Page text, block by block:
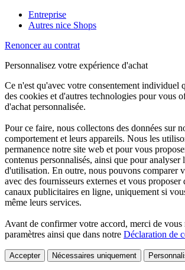
Entreprise
Autres nice Shops
Renoncer au contrat
Personnalisez votre expérience d'achat
Ce n'est qu'avec votre consentement individuel
des cookies et d'autres technologies pour vous
d'achat personnalisée.
Pour ce faire, nous collectons des données sur
comportement et leurs appareils. Nous les
permanence notre site web et pour vous
contenus personnalisés, ainsi que pour analyser
d'utilisation. En outre, nous pouvons comparer
avec des fournisseurs externes et vous proposer
canaux publicitaires en ligne, uniquement si
même leurs services.
Avant de confirmer votre accord, merci de vous
paramètres ainsi que dans notre Déclaration de
Accepter Nécessaires uniquement